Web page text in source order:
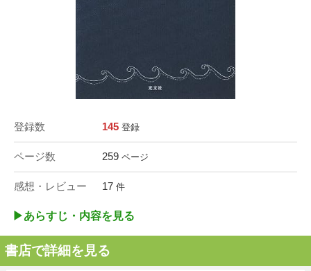
登録数 145 登録
ページ数 259 ページ
感想・レビュー 17 件
▶︎あらすじ・内容を見る
書店で詳細を見る